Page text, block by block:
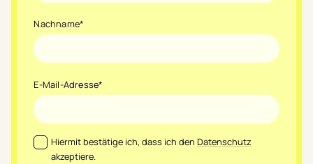
Nachname*
E-Mail-Adresse*
Datenschutz*
Hiermit bestätige ich, dass ich den Datenschutz
akzeptiere.